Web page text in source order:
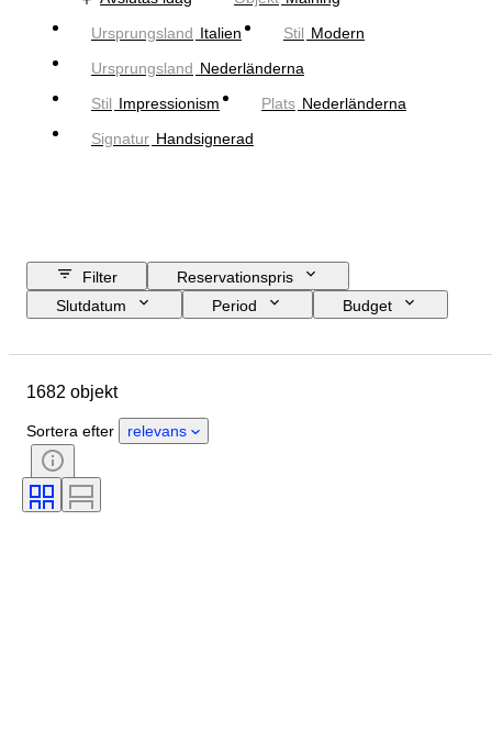
Ursprungsland Italien Stil Modern
Ursprungsland Nederländerna
Stil Impressionism Plats Nederländerna
Signatur Handsignerad
Filter
Reservationspris
Slutdatum
Period
Budget
Stil
Konstnär
1682 objekt
Sortera efter relevans